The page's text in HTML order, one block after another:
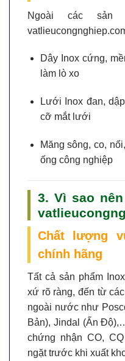
Ngoài các sản
Dây Inoxcứng,
làm lò xo
Lưới Inox đan,
cỡ mắt lưới
Măng sông, co,
ống công nghiệp
3. Vì sao
Chất lượng
chính hãng
Tất cả sản phẩm
xứ rõ ràng, đến từ
ngoài nước như
Bản), Jindal (Ấn
chứng nhận CO, CQ
ngặttrước khi xuất